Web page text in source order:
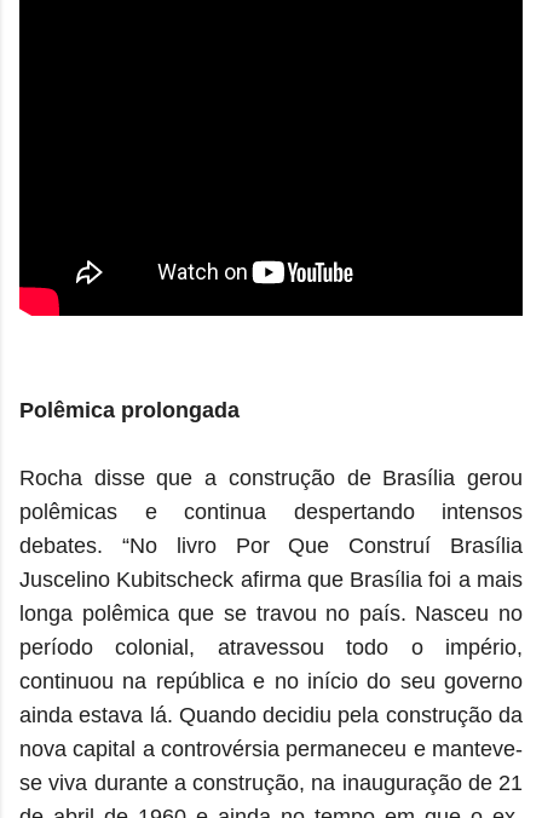
Polêmica prolongada
Rocha disse que a construção de Brasília gerou
polêmicas e continua despertando intensos
debates. “No livro Por Que Construí Brasília
Juscelino Kubitscheck afirma que Brasília foi a mais
longa polêmica que se travou no país. Nasceu no
período colonial, atravessou todo o império,
continuou na república e no início do seu governo
ainda estava lá. Quando decidiu pela construção da
nova capital a controvérsia permaneceu e manteve-
se viva durante a construção, na inauguração de 21